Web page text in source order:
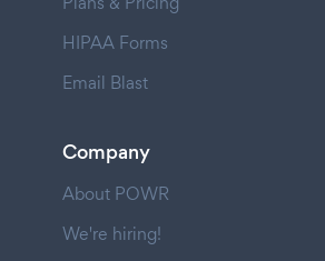
HIPAA Forms
Email Blast
Company
About POWR
We're hiring!